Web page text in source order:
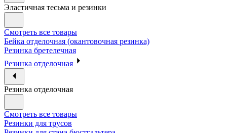
Эластичная тесьма и резинки
Смотреть все товары
Бейка отделочная (окантовочная резинка)
Резинка бретелечная
Резинка отделочная
Резинка отделочная
Смотреть все товары
Резинки для трусов